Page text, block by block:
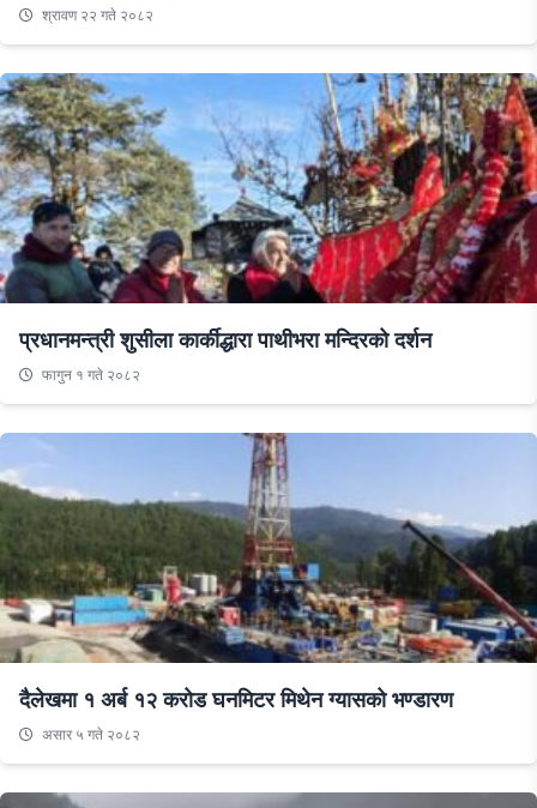
श्रावण २२ गते २०८२
प्रधानमन्त्री शुसीला कार्कीद्धारा पाथीभरा मन्दिरको दर्शन
फागुन १ गते २०८२
दैलेखमा १ अर्ब १२ करोड घनमिटर मिथेन ग्यासको भण्डारण
असार ५ गते २०८२